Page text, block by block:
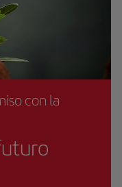
con la